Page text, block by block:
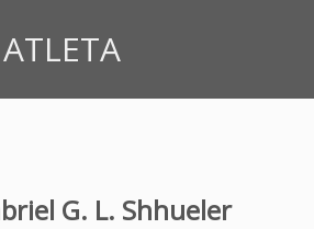
G. L. Shhueler